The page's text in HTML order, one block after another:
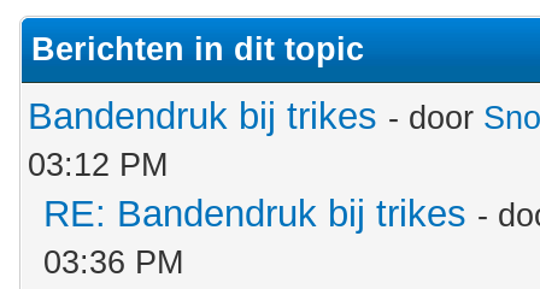
Berichten in dit topic
Bandendruk bij trikes - door
03:12 PM
RE: Bandendruk bij trikes -
03:36 PM